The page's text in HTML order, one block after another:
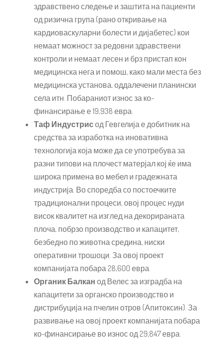
здравствено следење и заштита на пациенти
од ризична група (рано откривање на
кардиоваскуларни болести и дијабетес) кои
немаат можност за редовни здравствени
контроли и немаат лесен и брз пристап кон
медицинска нега и помош, како мали места без
медицинска установа, оддалечени планински
села итн. Побараниот износ за ко-
финансирање е 19,938 евра.
Таф Индустрисод Гевгелија е добитник на
средства за изработка на иновативна
технологија која може да се употребува за
разни типови на плочест матерјал кој ќе има
широка примена во мебел и градежната
индустрија. Во споредба со постоечките
традиционални процеси, овој процес нуди
висок квалитет на изглед на декорираната
плоча, побрзо производство и капацитет,
безбедно по животна средина, ниски
оперативни трошоци. За овој проект
компанијата побара 28,600 евра.
Органик Балкан од Велес за изградба на
капацитети за органско производство и
дистрибуција на пчелин отров (Апитоксин). За
развивање на овој проект компанијата побара
ко-финансирање во износ од 29,847 евра.